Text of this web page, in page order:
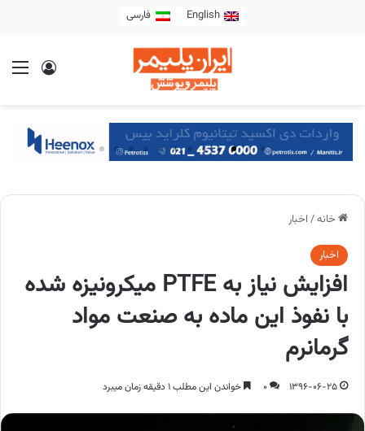
English فارسی
خانه/ اخبار
اخبار
افزایش نیاز به PTFE میکرونیزه شده
با نفوذ این ماده به صنعت مواد
گرمانرم
1396-06-25
0 خواندن این مطلب 1 دقیقه زمان میبرد